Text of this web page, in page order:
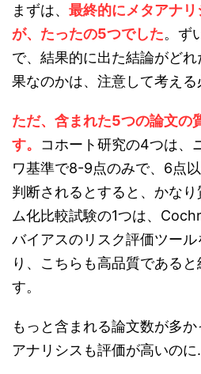
まずは、 最終的にメタアナ
が、たったの5つでした。ず
で、結果的に出た結論がど
果なのかは、注意して考える
ただ、含まれた5つの論文の
す。 コホート研究の4つは、
ワ基準で8-9点のみで、6点
判断されるとすると、かな
ム化比較試験の1つは、
バイアスのリスク評価ツー
り、こちらも高品質である
す。
もっと含まれる論文数が多
アナリシスも評価が高いのに